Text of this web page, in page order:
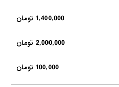
1,400,000 تومان
2,000,000 تومان
100,000 تومان